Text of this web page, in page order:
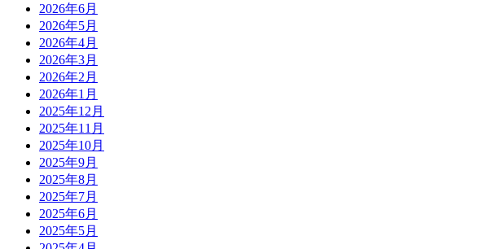
2026年6月
2026年5月
2026年4月
2026年3月
2026年2月
2026年1月
2025年12月
2025年11月
2025年10月
2025年9月
2025年8月
2025年7月
2025年6月
2025年5月